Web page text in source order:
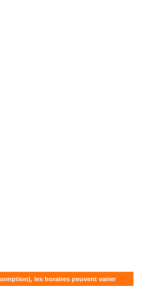
les horaires peuvent varier